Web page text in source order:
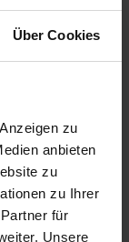
Über Cookies
zu
anbieten
zu
zu Ihrer
für
Unsere